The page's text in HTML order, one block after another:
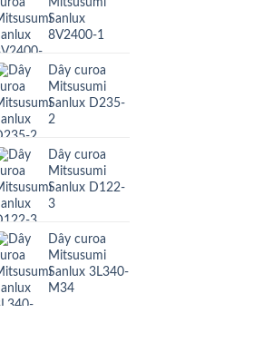
Sanlux
8V2400-1
Dây curoa
Mitsusumi
Sanlux D235-
2
Dây curoa
Mitsusumi
Sanlux D122-
3
Dây curoa
Mitsusumi
Sanlux 3L340-
M34